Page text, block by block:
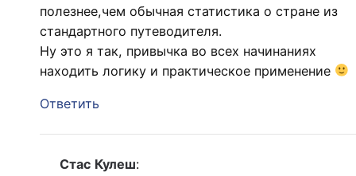
полезнее,чем обычная статистика о стране из
стандартного путеводителя.
Ну это я так, привычка во всех начинаниях
находить логику и практическое применение
Ответить
Стас Кулеш: